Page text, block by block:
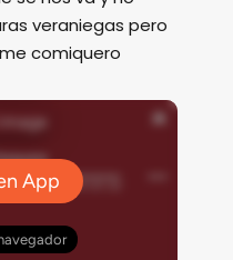
veraniegas pero
comiquero